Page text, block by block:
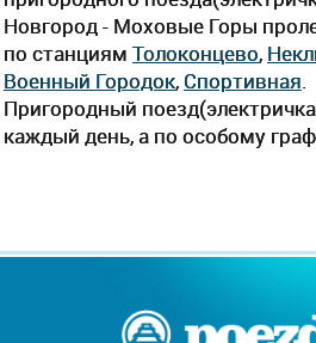
Новгород - Моховые Горы
по станциям Толоконцево,
Военный Городок, Спортивная
Пригородный
каждый день, а по особому